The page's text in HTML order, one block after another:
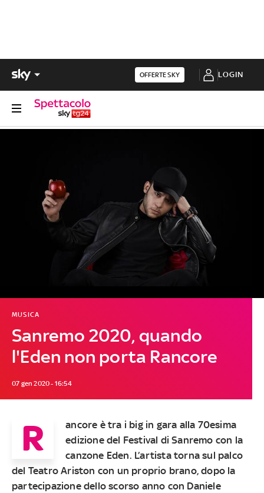
OFFERTE SKY LOGIN
Sanremo 2020, quando
l'Eden non porta Rancore
MUSICA
07 gen 2020 - 16:54
R ancore è tra i big in gara alla 70esima
edizione del Festival di Sanremo con la
canzone Eden. L’artista torna sul palco
del Teatro Ariston con un proprio brano, dopo la
partecipazione dello scorso anno con Daniele